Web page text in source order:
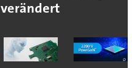
verändert